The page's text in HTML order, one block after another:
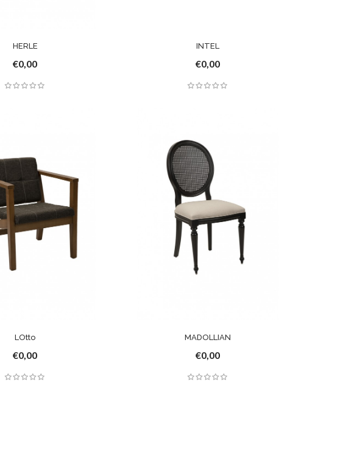
HERLE
€0,00
INTEL
€0,00
LOtto
€0,00
MADOLLIAN
€0,00